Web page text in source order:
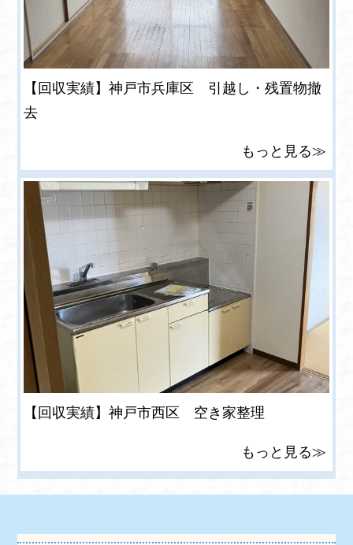
【回収実績】神戸市兵庫区 引越し・残置物撤
去
もっと見る≫
【回収実績】神戸市西区 空き家整理
もっと見る≫